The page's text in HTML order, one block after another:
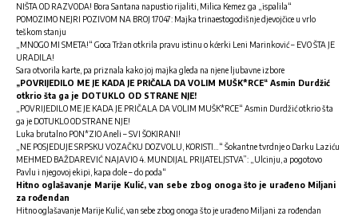
NIŠTA OD RAZVODA! Bora Santana napustio rijaliti, Milica Kemez ga „ispalila“
POMOZIMO NEJRI POZIVOM NA BROJ 17047: Majka trinaestogodišnje djevojčice u vrlo
teškom stanju
„MNOGO MI SMETA!“ Goca Tržan otkrila pravu istinu o kćerki Leni Marinković – EVO ŠTA JE
URADILA!
Sara otvorila karte, pa priznala kako joj majka gleda na njene ljubavne izbore
„POVRIJEDILO ME JE KADA JE PRIČALA DA VOLIM MUŠK*RCE“ Asmin Durdžić
otkrio šta ga je DOTUKLO OD STRANE NJE!
„POVRIJEDILO ME JE KADA JE PRIČALA DA VOLIM MUŠK*RCE“ Asmin Durdžić otkrio šta
ga je DOTUKLO OD STRANE NJE!
Luka brutalno PON*ZIO Aneli – SVI ŠOKIRANI!
„NE POSJEDUJE SRPSKU VOZAČKU DOZVOLU, KORISTI…“ Šokantne tvrdnje o Darku Laziću
MEHMED BAŽDAREVIĆ NAJAVIO 4. MUNDIJAL PRIJATELJSTVA”: „Ulcinju, a pogotovo
Pavlu i njegovoj ekipi, kapa dole – do poda“
Hitno oglašavanje Marije Kulić, van sebe zbog onoga što je urađeno Miljani
za rođendan
Hitno oglašavanje Marije Kulić, van sebe zbog onoga što je urađeno Miljani za rođendan